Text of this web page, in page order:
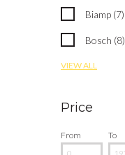
Biamp (7)
Bosch (8)
VIEW ALL
Price
From To